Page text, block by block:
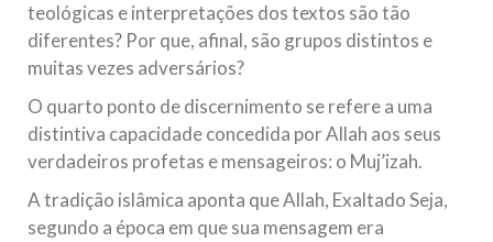
teológicas e interpretações dos textos são tão
diferentes? Por que, afinal, são grupos distintos e
muitas vezes adversários?
O quarto ponto de discernimento se refere a uma
distintiva capacidade concedida por Allah aos seus
verdadeiros profetas e mensageiros: o Muj’izah.
A tradição islâmica aponta que Allah, Exaltado Seja,
segundo a época em que sua mensagem era